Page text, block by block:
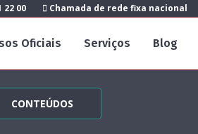
22 00 Chamada de rede fixa nacional
Oficiais Serviços Blog
CONTEÚDOS